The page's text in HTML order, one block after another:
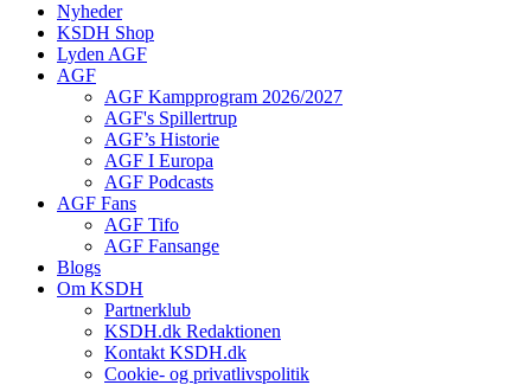
Nyheder
KSDH Shop
Lyden AGF
AGF
AGF Kampprogram 2026/2027
AGF's Spillertrup
AGF’s Historie
AGF I Europa
AGF Podcasts
AGF Fans
AGF Tifo
AGF Fansange
Blogs
Om KSDH
Partnerklub
KSDH.dk Redaktionen
Kontakt KSDH.dk
Cookie- og privatlivspolitik